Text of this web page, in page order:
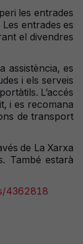
les entrades
entrades es
el divendres
assistència, es
i els serveis
L’accés
i es recomana
de transport
de La Xarxa
També estarà
4362818